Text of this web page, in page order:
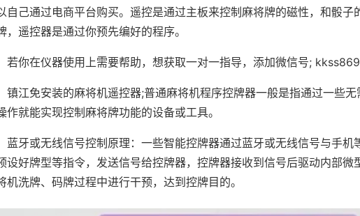
自己通过电商平台购买。遥控是通过主板来控制麻将牌的磁性，和骰子
，遥控器是通过你预先编好的程序。
若你在仪器使用上需要帮助，想获取一对一指导，添加微信号;
镇江免安装的麻将机遥控器;普通麻将机程序控牌器一般是指通过一些
作就能实现控制麻将牌功能的设备或工具。
蓝牙或无线信号控制原理：一些智能控牌器通过蓝牙或无线信号与手机
设好牌型等指令，发送信号给控牌器，控牌器接收到信号后驱动内部微
机洗牌、码牌过程中进行干预，达到控牌目的。